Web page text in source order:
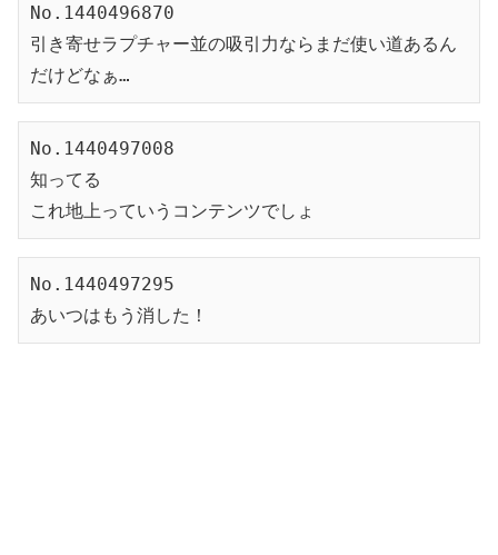
No.1440496870
引き寄せラプチャー並の吸引力ならまだ使い道あるん
だけどなぁ…
No.1440497008
知ってる
これ地上っていうコンテンツでしょ
No.1440497295
あいつはもう消した！